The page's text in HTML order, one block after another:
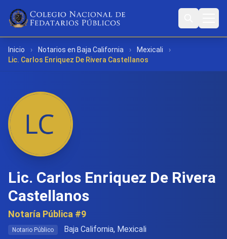
Inicio › Notarios en Baja California › Mexicali
›
Lic. Carlos Enriquez De Rivera Castellanos
Lic. Carlos Enriquez De Rivera
Castellanos
Notaría Pública #9
Notario Público Baja California, Mexicali